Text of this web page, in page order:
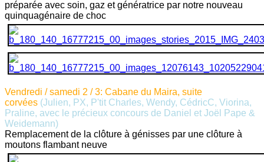
préparée avec soin, gaz et génératrice par notre nouveau
quinquagénaire de choc
Vendredi / samedi 2 / 3: Cabane du Maira, suite
corvées (Julien, PX, P'tit Charles, Wendy, CédricC, Viorina,
Praline, avec le précieux concours de Daniel et Joël Pape &
Weidemann)
Remplacement de la clôture à génisses par une clôture à
moutons flambant neuve